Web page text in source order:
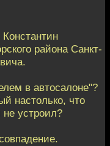
района Санкт-
в автосалоне"?
настолько, что
устроил?